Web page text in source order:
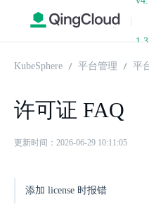
|
1.3
KubeSphere 平台管理 平
许可证 FAQ
更新时间：2026-06-29 10:11:05
添加 license 时报错